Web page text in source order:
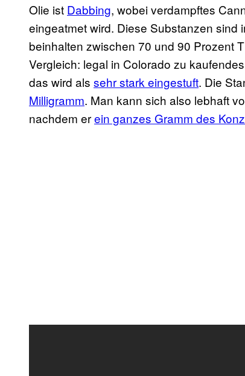
Olie ist Dabbing, wobei verdampftes
eingeatmet wird. Diese Substanzen sind
beinhalten zwischen 70 und 90 Prozent
Vergleich: legal in Colorado zu
das wird als sehr stark eingestuft. Die
Milligramm. Man kann sich also lebhaft
nachdem erein ganzes Gramm des